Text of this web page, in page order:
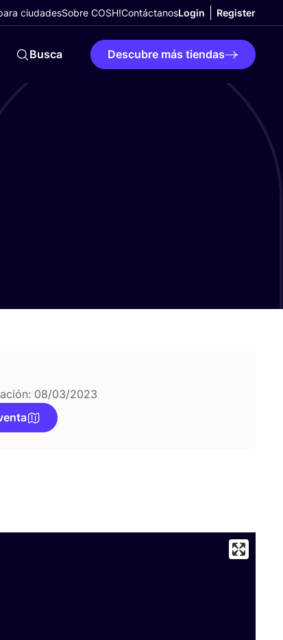
ciudadesSobre COSH!ContáctanosLogin Register
Busca Descubre más tiendas
08/03/2023